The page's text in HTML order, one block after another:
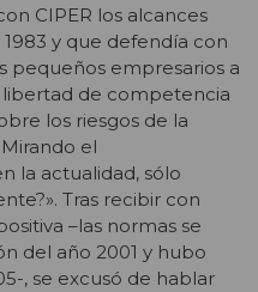
CIPER los alcances
y que defendía con
pequeños empresarios a
de competencia
los riesgos de la
el
la actualidad, sólo
Tras recibir con
–las normas se
del año 2001 y hubo
, se excusó de hablar